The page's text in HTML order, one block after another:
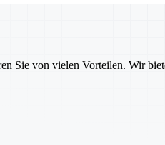
Sie von vielen Vorteilen. Wir